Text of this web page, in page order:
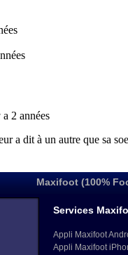
Maxifoot (100%
Services
Appli Maxifoot
Appli Maxifoot